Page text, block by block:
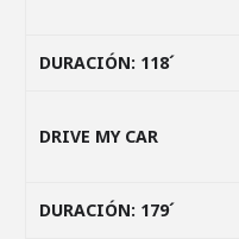
DURACIÓN: 118´
DRIVE MY CAR
DURACIÓN: 179´